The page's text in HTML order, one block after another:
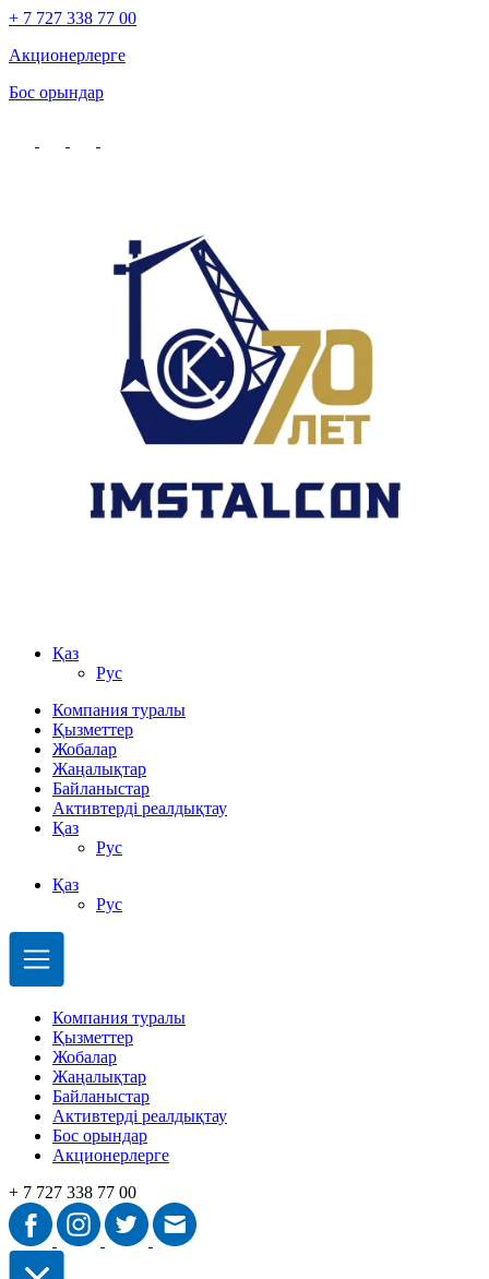
+ 7 727 338 77 00
Акционерлерге
Бос орындар
Қаз
Рус
Компания туралы
Қызметтер
Жобалар
Жаңалықтар
Байланыстар
Активтерді реалдықтау
Қаз
Рус
Қаз
Рус
Компания туралы
Қызметтер
Жобалар
Жаңалықтар
Байланыстар
Активтерді реалдықтау
Бос орындар
Акционерлерге
+ 7 727 338 77 00